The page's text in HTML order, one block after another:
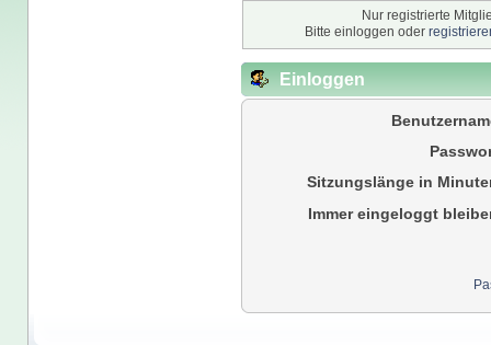
Nur registrierte
Bitte einloggen oder
Einloggen
Sitzungslänge in
Immer eingeloggt